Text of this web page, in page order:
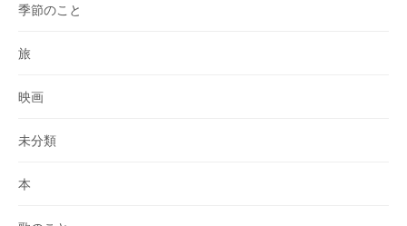
季節のこと
旅
映画
未分類
本